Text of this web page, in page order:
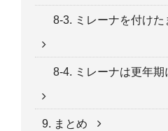
8-3. ミレーナを付けた
8-4. ミレーナは更年期
9. まとめ